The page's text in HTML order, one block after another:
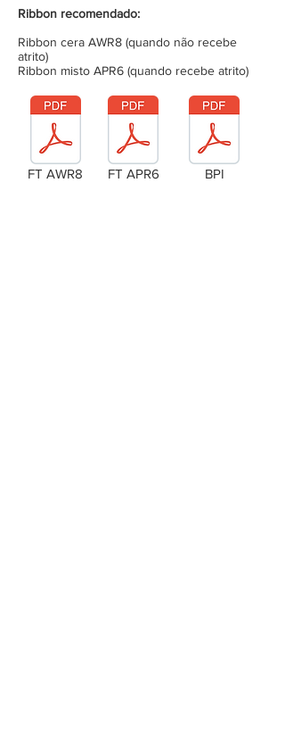
Ribbon recomendado:
Ribbon cera AWR8 (quando não recebe
atrito)
Ribbon misto APR6 (quando recebe atrito)
FT AWR8 FT APR6 BPI